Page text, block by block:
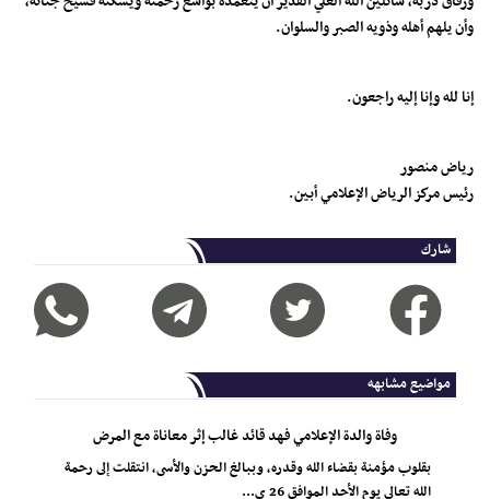
وأن يلهم أهله وذويه الصبر والسلوان.
إنا لله وإنا إليه راجعون.
رياض منصور
رئيس مركز الرياض الإعلامي أبين.
شارك
مواضيع مشابهه
وفاة والدة الإعلامي فهد قائد غالب إثر معاناة مع المرض
بقلوب مؤمنة بقضاء الله وقدره، وببالغ الحزن والأسى، انتقلت إلى رحمة
الله تعالى يوم الأحد الموافق 26 ي...